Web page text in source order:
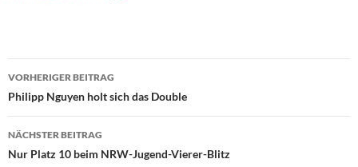
Beitragsnavigation
VORHERIGER BEITRAG
Philipp Nguyen holt sich das Double
NÄCHSTER BEITRAG
Nur Platz 10 beim NRW-Jugend-Vierer-Blitz